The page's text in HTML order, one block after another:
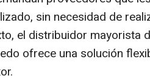
sin necesidad de
el distribuidor mayorista
ofrece una solución